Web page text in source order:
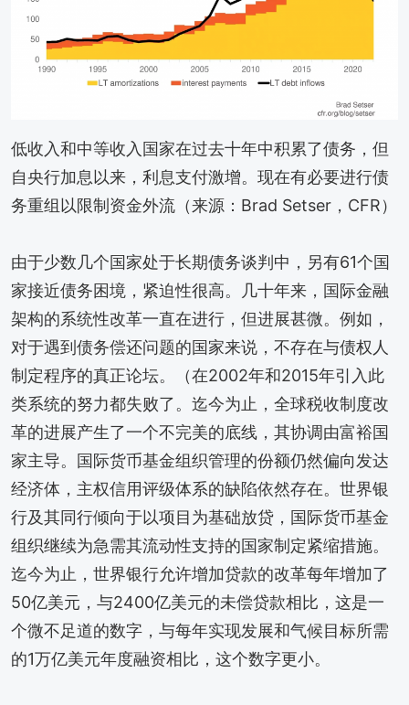
低收入和中等收入国家在过去十年中积累了债务，但
自央行加息以来，利息支付激增。现在有必要进行债
务重组以限制资金外流（来源：Brad Setser，CFR）
由于少数几个国家处于长期债务谈判中，另有61个国
家接近债务困境，紧迫性很高。几十年来，国际金融
架构的系统性改革一直在进行，但进展甚微。例如，
对于遇到债务偿还问题的国家来说，不存在与债权人
制定程序的真正论坛。（在2002年和2015年引入此
类系统的努力都失败了。迄今为止，全球税收制度改
革的进展产生了一个不完美的底线，其协调由富裕国
家主导。国际货币基金组织管理的份额仍然偏向发达
经济体，主权信用评级体系的缺陷依然存在。世界银
行及其同行倾向于以项目为基础放贷，国际货币基金
组织继续为急需其流动性支持的国家制定紧缩措施。
迄今为止，世界银行允许增加贷款的改革每年增加了
50亿美元，与2400亿美元的未偿贷款相比，这是一
个微不足道的数字，与每年实现发展和气候目标所需
的1万亿美元年度融资相比，这个数字更小。